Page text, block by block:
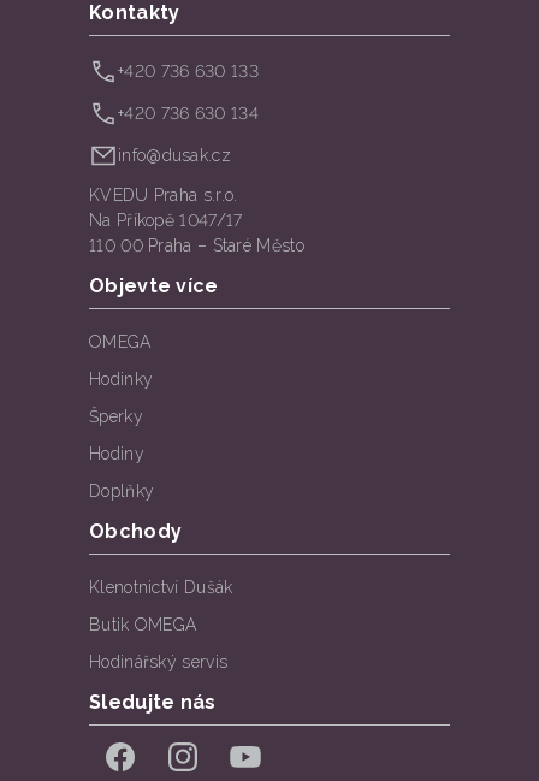
Kontakty
+420 736 630 133
+420 736 630 134
info@dusak.cz
KVEDU Praha s.r.o.
Na Příkopě 1047/17
110 00 Praha – Staré Město
Objevte více
OMEGA
Hodinky
Šperky
Hodiny
Doplňky
Obchody
Klenotnictví Dušák
Butik OMEGA
Hodinářský servis
Sledujte nás
FacebookInstagramYouTube